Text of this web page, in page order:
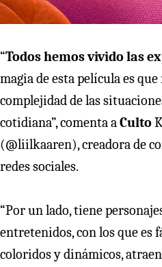
“Todos hemos vivido las
magia de esta película es
complejidad de las
cotidiana”, comenta aCulto
(@liilkaaren), creadora de
redes sociales.
“Por un lado, tiene
entretenidos, con los que es
coloridos y dinámicos,